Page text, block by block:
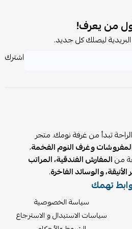
بتعديل الارتفاعات لتلائم تفضيلاتك
داخل غرفتك بكل سهولة.
المستخدم في
المختارة بعناية لتجمع بين
على رونقها مع التنظيف الدوري.
dreamorasaواستمتعي بأعلى
منتجاتنا لمنزلك.
من يعرف!
البريدية ليصلك كل جديد.
اشترك
تبدأ من غرفة نومك. متجر
وغرف النوم الفخمة،
منالمفارش الفندقية، المراتب
الأنيقة، والوسائد الفاخرة.
تهمك
سياسة الخصوصية
سياسات الاستبدال و الاسترجاع